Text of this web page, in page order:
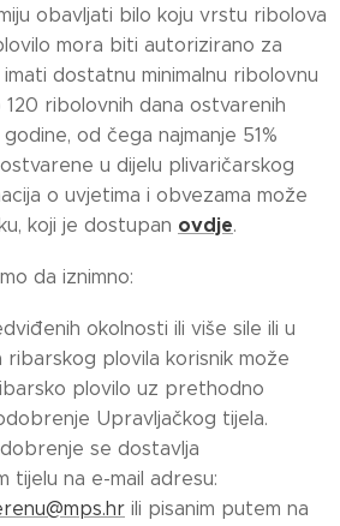
obavljati bilo koju vrstu ribolova
mora biti autorizirano za
dostatnu minimalnu ribolovnu
ribolovnih dana ostvarenih
od čega najmanje 51%
u dijelu plivaričarskog
o uvjetima i obvezama može
koji je dostupan ovdje.
da iznimno:
okolnosti ili više sile ili u
ribarskog plovila korisnik može
plovilo uz prethodno
Upravljačkog tijela.
se dostavlja
tijelu na e-mail adresu:
ili pisanim putem na